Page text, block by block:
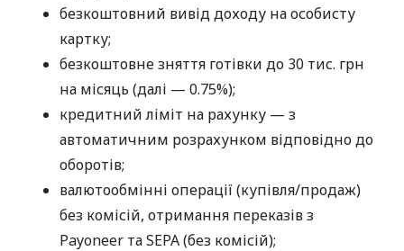
безкоштовний вивід доходу на особисту
картку;
безкоштовне зняття готівки до 30 тис. грн
на місяць (далі — 0.75%);
кредитний ліміт на рахунку — з
автоматичним розрахунком відповідно до
оборотів;
валютообмінні операції (купівля/продаж)
без комісій, отримання переказів з
Payoneer та SEPA (без комісій);